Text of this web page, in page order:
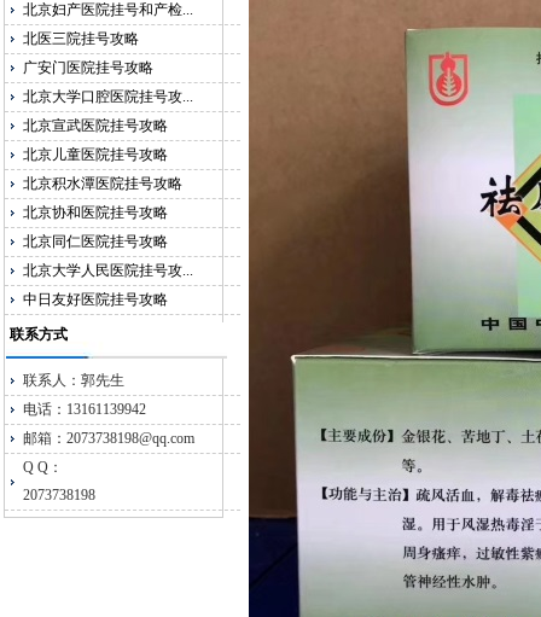
北京妇产医院挂号和产检...
北医三院挂号攻略
广安门医院挂号攻略
北京大学口腔医院挂号攻...
北京宣武医院挂号攻略
北京儿童医院挂号攻略
北京积水潭医院挂号攻略
北京协和医院挂号攻略
北京同仁医院挂号攻略
北京大学人民医院挂号攻...
中日友好医院挂号攻略
联系方式
联系人：郭先生
电话：13161139942
邮箱：2073738198@qq.com
Q Q：
2073738198